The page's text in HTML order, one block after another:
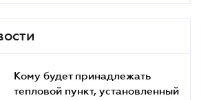
Кому будет принадлежать
тепловой пункт, установленный